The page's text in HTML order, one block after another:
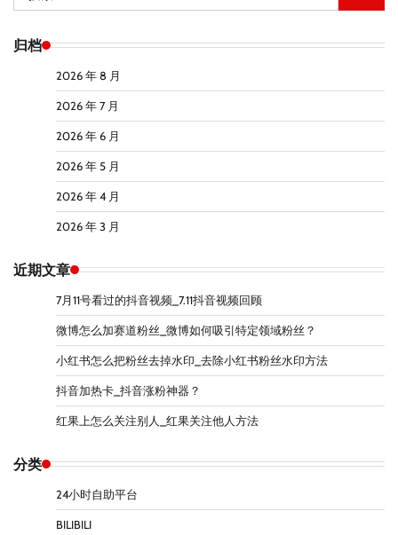
索：
归档
2026 年 8 月
2026 年 7 月
2026 年 6 月
2026 年 5 月
2026 年 4 月
2026 年 3 月
近期文章
7月11号看过的抖音视频_7.11抖音视频回顾
微博怎么加赛道粉丝_微博如何吸引特定领域粉丝？
小红书怎么把粉丝去掉水印_去除小红书粉丝水印方法
抖音加热卡_抖音涨粉神器？
红果上怎么关注别人_红果关注他人方法
分类
24小时自助平台
BILIBILI